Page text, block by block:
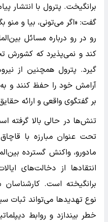
برانگیخت. پترول با انتشار
گفت: «اگر می‌تونی، بیا و منو
رو در رو درباره مسائل
کند و نمی‌پذیرد که کشورش
گیرد. پترول همچنین از
آرامش خود را حفظ کنند و
بر گفتگوی واقعی و ارائه
تنش‌ها در حالی بالا گرفته
تحت عنوان مبارزه با
مادورو، واکنش گسترده
انتقادها از دخالت‌های
برانگیخته است.
نوع تهدیدها می‌تواند ثبات
خطر بیندازد و روابط